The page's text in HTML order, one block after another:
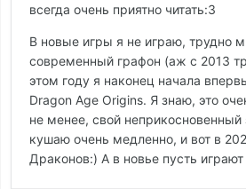
всегда очень приятно читать:3
В новые игры я не играю, трудно
современный графон (аж с 2013
этом году я наконец начала
Dragon Age Origins. Я знаю, это
не менее, свой неприкосновенный
кушаю очень медленно, и вот в
Драконов:) А в новье пусть